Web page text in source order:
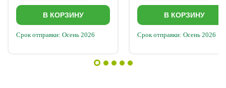
В КОРЗИНУ
Срок отправки: Осень 2026
В КОРЗИНУ
Срок отправки: Осень 2026